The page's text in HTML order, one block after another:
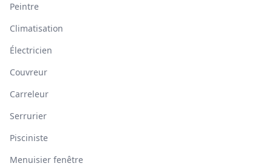
Peintre
Climatisation
Électricien
Couvreur
Carreleur
Serrurier
Pisciniste
Menuisier fenêtre